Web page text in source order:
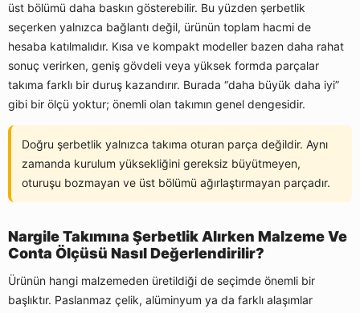
üst bölümü daha baskın gösterebilir. Bu yüzden şerbetlik
seçerken yalnızca bağlantı değil, ürünün toplam hacmi de
hesaba katılmalıdır. Kısa ve kompakt modeller bazen daha rahat
sonuç verirken, geniş gövdeli veya yüksek formda parçalar
takıma farklı bir duruş kazandırır. Burada “daha büyük daha iyi”
gibi bir ölçü yoktur; önemli olan takımın genel dengesidir.
Doğru şerbetlik yalnızca takıma oturan parça değildir. Aynı
zamanda kurulum yüksekliğini gereksiz büyütmeyen,
oturuşu bozmayan ve üst bölümü ağırlaştırmayan parçadır.
Nargile Takımına Şerbetlik Alırken Malzeme Ve
Conta Ölçüsü Nasıl Değerlendirilir?
Ürünün hangi malzemeden üretildiği de seçimde önemli bir
başlıktır. Paslanmaz çelik, alüminyum ya da farklı alaşımlar